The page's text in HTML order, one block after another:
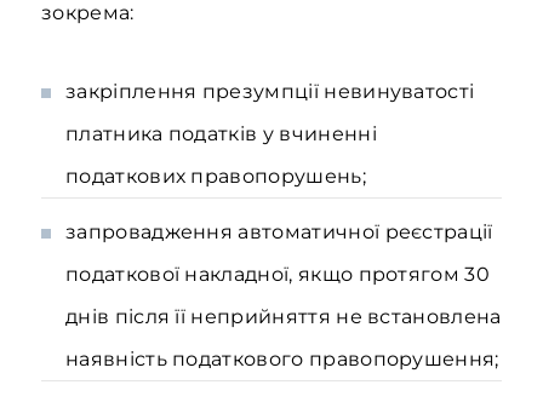
зокрема:
закріплення презумпції невинуватості
платника податків у вчиненні
податкових правопорушень;
запровадження автоматичної реєстрації
податкової накладної, якщо протягом 30
днів після її неприйняття не встановлена
наявність податкового правопорушення;